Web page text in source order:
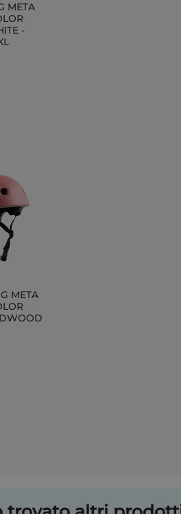
META
-
META